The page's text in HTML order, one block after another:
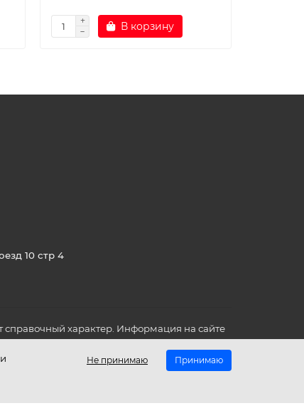
В корзину
Не принимаю Принимаю
10 стр 4
характер. Информация на сайте
для вас важных характеристиках в товаре